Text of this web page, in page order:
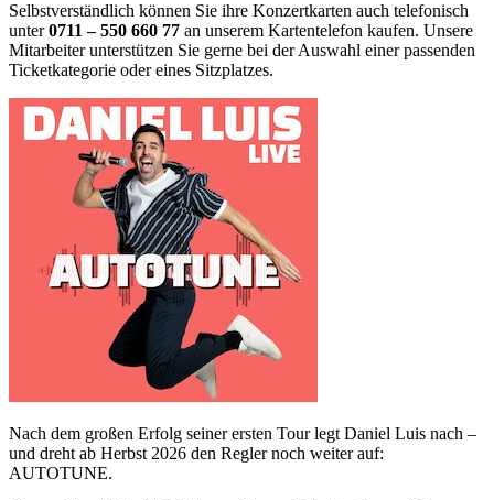
Selbstverständlich können Sie ihre Konzertkarten auch telefonisch
unter0711 – 550 660 77 an unserem Kartentelefon kaufen. Unsere
Mitarbeiter unterstützen Sie gerne bei der Auswahl einer passenden
Ticketkategorie oder eines Sitzplatzes.
Nach dem großen Erfolg seiner ersten Tour legt Daniel Luis nach –
und dreht ab Herbst 2026 den Regler noch weiter auf:
AUTOTUNE.